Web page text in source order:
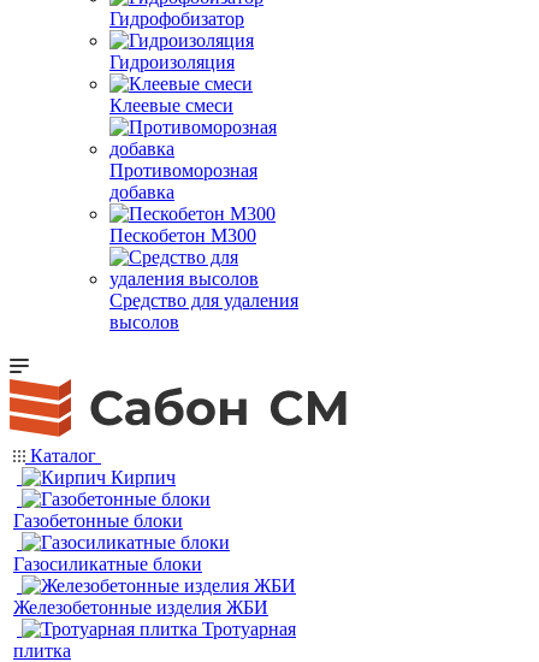
Гидрофобизатор
Гидроизоляция
Клеевые смеси
Противоморозная
добавка
Пескобетон М300
Средство для удаления
высолов
Каталог
Кирпич
Газобетонные блоки
Газосиликатные блоки
Железобетонные изделия ЖБИ
Тротуарная
плитка